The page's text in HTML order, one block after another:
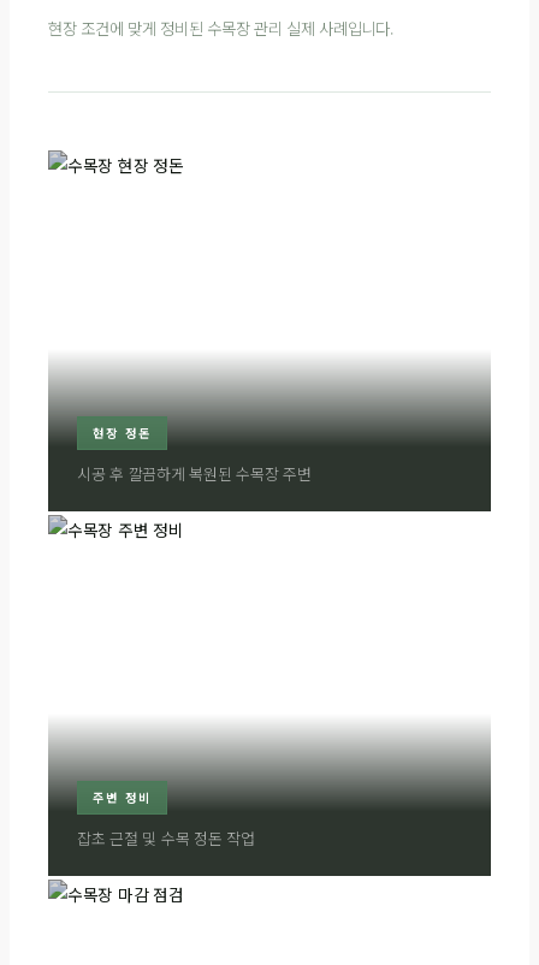
현장 조건에 맞게 정비된 수목장 관리 실제 사례입니다.
현장 정돈
시공 후 깔끔하게 복원된 수목장 주변
주변 정비
잡초 근절 및 수목 정돈 작업